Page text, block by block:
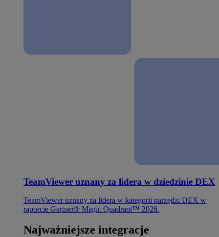
TeamViewer uznany za lidera w dziedzinie DEX
TeamViewer uznany za lidera w kategorii narzędzi DEX w
raporcie Gartner® Magic Quadrant™ 2026.
Najważniejsze integracje